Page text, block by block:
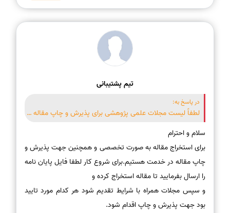
تیم پشتیبانی
در پاسخ به:
لطفاً لیست مجلات علمی پژوهشی برای پذیرش و چاپ مقاله را بفرستید. و اینکه خودتون مقاله استخراج میکنید؟
برای استخراج مقاله به صورت تخصصی و همچنین جهت پذیرش و
چاپ مقاله در خدمت هستیم.برای شروع کار لطفا فایل پایان نامه
و سپس مجلات همراه با شرایط تقدیم شود هر کدام مورد تایید